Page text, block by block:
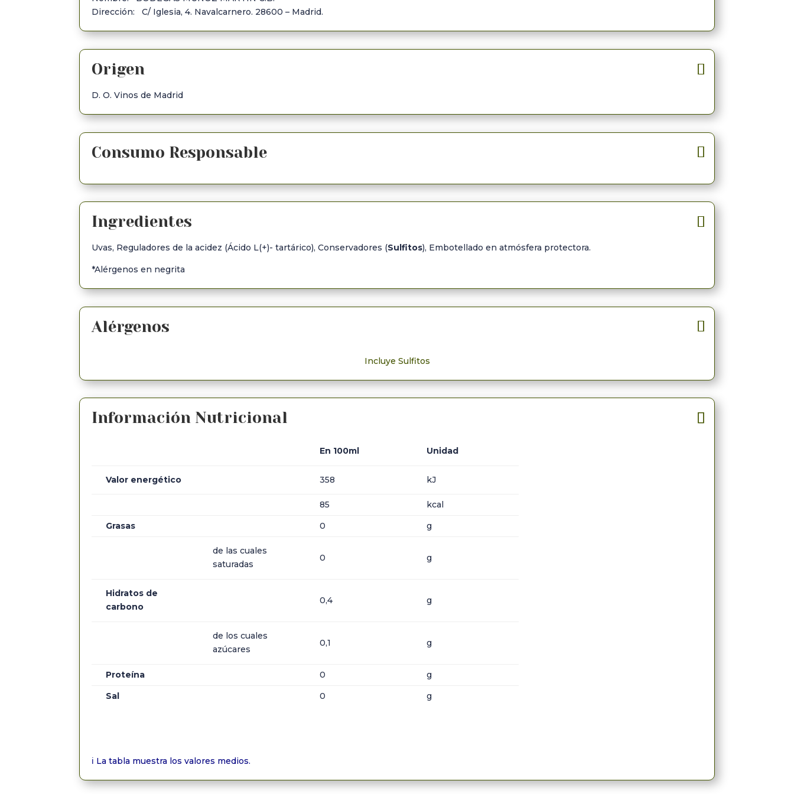
Dirección: C/ Iglesia, 4. Navalcarnero. 28600 – Madrid.
Origen
D. O. Vinos de Madrid
Consumo Responsable
Ingredientes
Uvas, Reguladores de la acidez (Ácido L(+)- tartárico), Conservadores (Sulfitos), Embotellado en atmósfera protectora.
*Alérgenos en negrita
Alérgenos
Incluye Sulfitos
Información Nutricional
En 100ml Unidad
Valor energético 358 kJ
85
kcal
Grasas
0 g
de las cuales
saturadas
0 g
Hidratos de
carbono
0,4 g
de los cuales
azúcares
0,1 g
Proteína 0
g
Sal
0 g
ℹ️ La tabla muestra los valores medios.